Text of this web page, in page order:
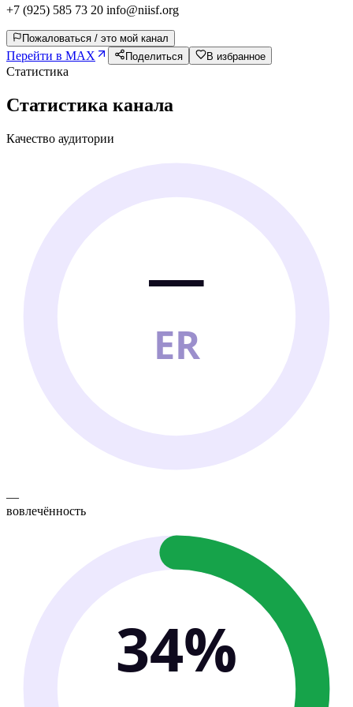
+7 (925) 585 73 20 info@niisf.org
Пожаловаться / это мой канал
Перейти в MAX Поделиться В избранное
Статистика
Статистика канала
Качество аудитории
—
ER
—
вовлечённость
34%